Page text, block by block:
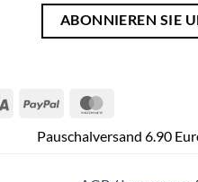
ABONNIEREN SIE
Visa PayPal
Pauschalversand 6.90